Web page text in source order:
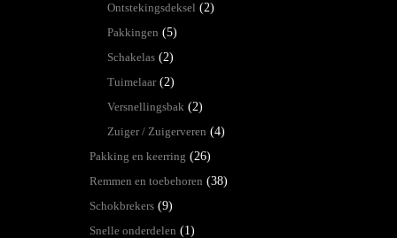
Ontstekingsdeksel (2)
Pakkingen (5)
Schakelas (2)
Tuimelaar (2)
Versnellingsbak (2)
Zuiger / Zuigerveren (4)
Pakking en keerring (26)
Remmen en toebehoren (38)
Schokbrekers (9)
Snelle onderdelen (1)